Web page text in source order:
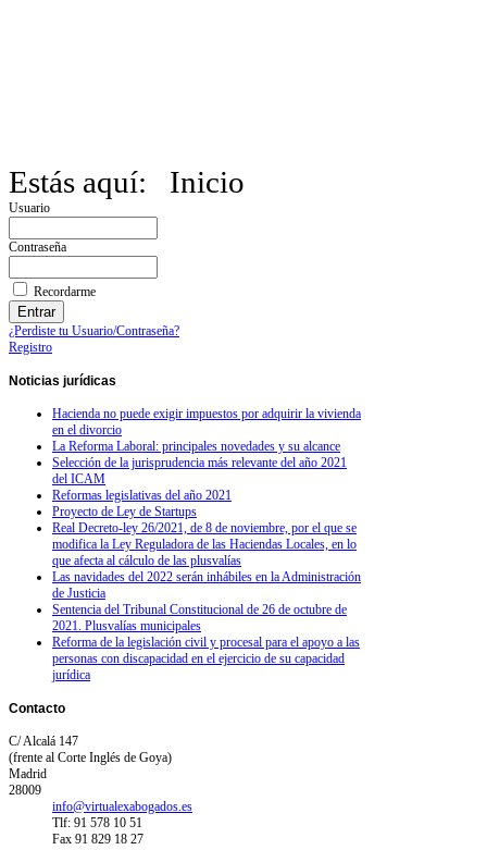
Estás aquí: Inicio
Usuario
Contraseña
Recordarme
¿Perdiste tu Usuario/Contraseña?
Registro
Noticias jurídicas
Hacienda no puede exigir impuestos por adquirir la vivienda
en el divorcio
La Reforma Laboral: principales novedades y su alcance
Selección de la jurisprudencia más relevante del año 2021
del ICAM
Reformas legislativas del año 2021
Proyecto de Ley de Startups
Real Decreto-ley 26/2021, de 8 de noviembre, por el que se
modifica la Ley Reguladora de las Haciendas Locales, en lo
que afecta al cálculo de las plusvalías
Las navidades del 2022 serán inhábiles en la Administración
de Justicia
Sentencia del Tribunal Constitucional de 26 de octubre de
2021. Plusvalías municipales
Reforma de la legislación civil y procesal para el apoyo a las
personas con discapacidad en el ejercicio de su capacidad
jurídica
Contacto
C/ Alcalá 147
(frente al Corte Inglés de Goya)
Madrid
28009
info@virtualexabogados.es
Tlf: 91 578 10 51
Fax 91 829 18 27